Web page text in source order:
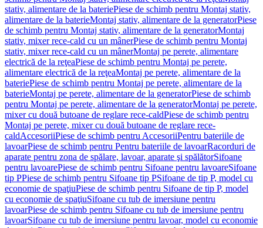
stativ, alimentare de la bateriePiese de schimb pentru Montaj stativ,
alimentare de la baterieMontaj stativ, alimentare de la generatorPiese
de schimb pentru Montaj stativ, alimentare de la generatorMontaj
stativ, mixer rece-cald cu un mânerPiese de schimb pentru Montaj
stativ, mixer rece-cald cu un mânerMontaj pe perete, alimentare
electrică de la reţeaPiese de schimb pentru Montaj pe perete,
alimentare electrică de la reţeaMontaj pe perete, alimentare de la
bateriePiese de schimb pentru Montaj pe perete, alimentare de la
baterieMontaj pe perete, alimentare de la generatorPiese de schimb
pentru Montaj pe perete, alimentare de la generatorMontaj pe perete,
mixer cu două butoane de reglare rece-caldPiese de schimb pentru
Montaj pe perete, mixer cu două butoane de reglare rece-
caldAccesoriiPiese de schimb pentru AccesoriiPentru bateriile de
lavoarPiese de schimb pentru Pentru bateriile de lavoarRacorduri de
aparate pentru zona de spălare, lavoar, aparate şi spălătorSifoane
pentru lavoarePiese de schimb pentru Sifoane pentru lavoareSifoane
tip PPiese de schimb pentru Sifoane tip PSifoane de tip P, model cu
economie de spaţiuPiese de schimb pentru Sifoane de tip P, model
cu economie de spaţiuSifoane cu tub de imersiune pentru
lavoarPiese de schimb pentru Sifoane cu tub de imersiune pentru
lavoarSifoane cu tub de imersiune pentru lavoar, model cu economie